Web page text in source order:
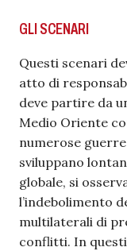
GLI SCENARI
Questi scenari
atto di
deve partire da
Medio Oriente
numerose
sviluppano
globale, si
l’indebolimento
multilaterali di
conflitti. In questi